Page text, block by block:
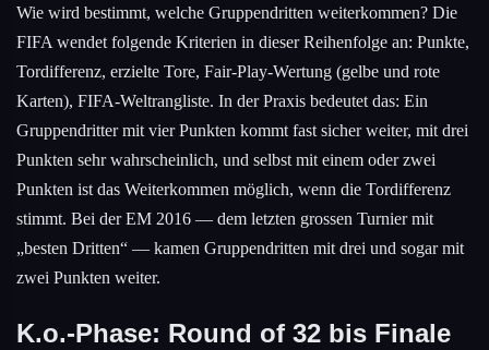
Wie wird bestimmt, welche Gruppendritten weiterkommen? Die
FIFA wendet folgende Kriterien in dieser Reihenfolge an: Punkte,
Tordifferenz, erzielte Tore, Fair-Play-Wertung (gelbe und rote
Karten), FIFA-Weltrangliste. In der Praxis bedeutet das: Ein
Gruppendritter mit vier Punkten kommt fast sicher weiter, mit drei
Punkten sehr wahrscheinlich, und selbst mit einem oder zwei
Punkten ist das Weiterkommen möglich, wenn die Tordifferenz
stimmt. Bei der EM 2016 — dem letzten grossen Turnier mit
„besten Dritten“ — kamen Gruppendritten mit drei und sogar mit
zwei Punkten weiter.
K.o.-Phase: Round of 32 bis Finale